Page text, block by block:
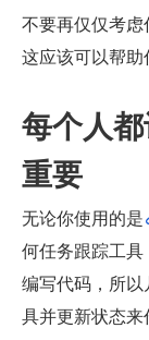
不要再仅仅考虑
这应该可以帮助
每个人
重要
无论你使用的是
何任务跟踪工
编写代码，所
具并更新状态来